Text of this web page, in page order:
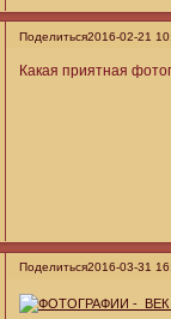
Поделиться2016-02-21
Какая приятная
Поделиться2016-03-31